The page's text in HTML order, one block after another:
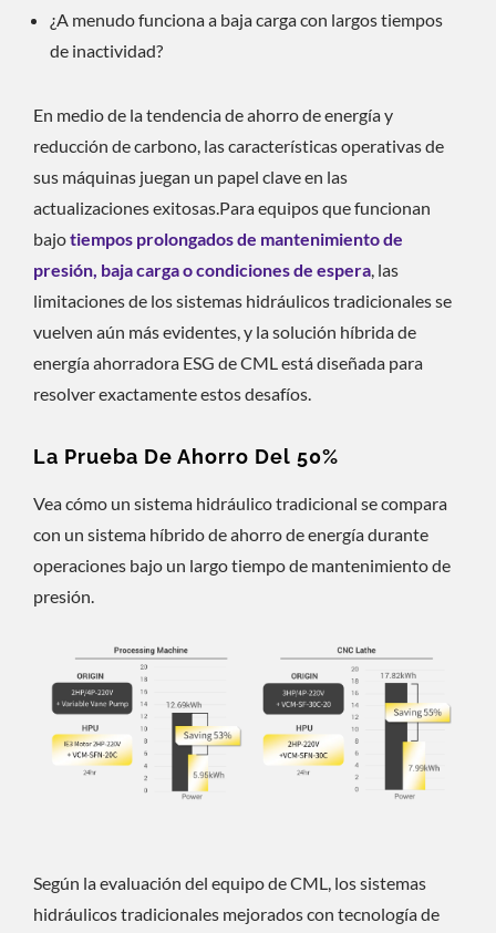
¿A menudo funciona a baja carga con largos tiempos
de inactividad?
En medio de la tendencia de ahorro de energía y
reducción de carbono, las características operativas de
sus máquinas juegan un papel clave en las
actualizaciones exitosas.Para equipos que funcionan
bajotiempos prolongados de mantenimiento de
presión, baja carga o condiciones de espera , las
limitaciones de los sistemas hidráulicos tradicionales se
vuelven aún más evidentes, y la solución híbrida de
energía ahorradora ESG de CML está diseñada para
resolver exactamente estos desafíos.
La Prueba De Ahorro Del 50%
Vea cómo un sistema hidráulico tradicional se compara
con un sistema híbrido de ahorro de energía durante
operaciones bajo un largo tiempo de mantenimiento de
presión.
Según la evaluación del equipo de CML, los sistemas
hidráulicos tradicionales mejorados con tecnología de